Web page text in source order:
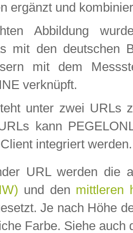
ergänzt und
Abbildung
mit den deutschen
mit dem
verknüpft.
unter zwei URLs
kann
integriert werden.
URL werden die
und den mittleren
Je nach Höhe
Farbe. Siehe auch